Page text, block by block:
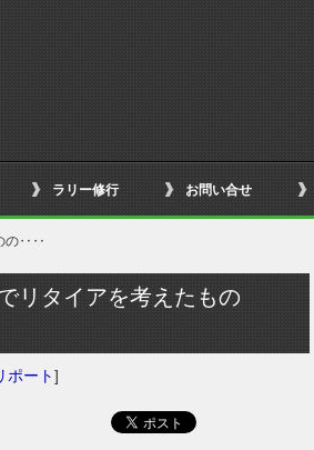
ラリー修行 お問い合せ
の‥‥
リタイアを考えたもの
ポート]